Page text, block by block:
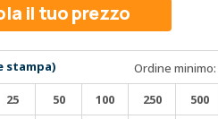
il tuo prezzo
stampa) Ordine minimo:
25 50 100 250 500